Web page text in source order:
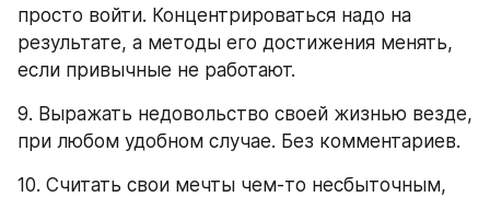
просто войти. Концентрироваться надо на
результате, а методы его достижения менять,
если привычные не работают.
9. Выражать недовольство своей жизнью везде,
при любом удобном случае. Без комментариев.
10. Считать свои мечты чем-то несбыточным,